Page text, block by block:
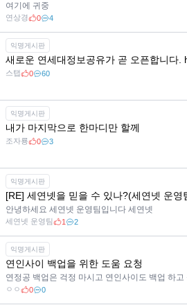
여기에 귀중
연상경 0 4
익명게시판
새로운 연세대정보공유가 곧 오픈합니다.
스탭 0 60
익명게시판
내가 마지막으로 한마디만 할께
조자룡 0 3
익명게시판
[RE] 세연넷을 믿을 수 있나?(세연넷 운영
안녕하세요 세연넷 운영팀입니다 세연넷
세연넷 운영팀 1 2
익명게시판
연인사이 백업을 위한 도움 요청
연정공 백업은 걱정 마시고 연인사이도 백업 하고
ㅇㅇ 0 0